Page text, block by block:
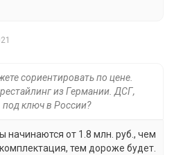
сориентировать по цене.
из Германии. ДСГ,
под ключ в России?
начинаются от 1.8 млн. руб., чем
тем дороже будет.